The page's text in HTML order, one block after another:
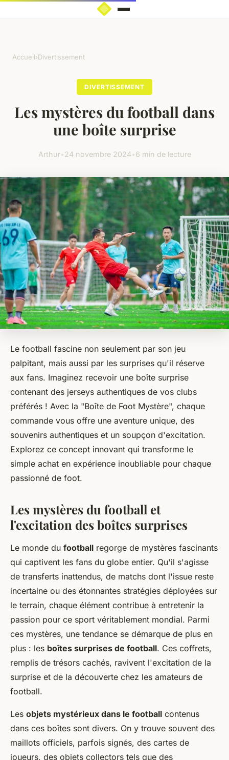
Accueil›Divertissement
DIVERTISSEMENT
Les mystères du football dans
une boîte surprise
Arthur•24 novembre 2024•6 min de lecture
Le football fascine non seulement par son jeu
palpitant, mais aussi par les surprises qu'il réserve
aux fans. Imaginez recevoir une boîte surprise
contenant des jerseys authentiques de vos clubs
préférés ! Avec la "Boîte de Foot Mystère", chaque
commande vous offre une aventure unique, des
souvenirs authentiques et un soupçon d'excitation.
Explorez ce concept innovant qui transforme le
simple achat en expérience inoubliable pour chaque
passionné de foot.
Les mystères du football et
l'excitation des boîtes surprises
Le monde du football regorge de mystères fascinants
qui captivent les fans du globe entier. Qu'il s'agisse
de transferts inattendus, de matchs dont l'issue reste
incertaine ou des étonnantes stratégies déployées sur
le terrain, chaque élément contribue à entretenir la
passion pour ce sport véritablement mondial. Parmi
ces mystères, une tendance se démarque de plus en
plus : les boîtes surprises de football. Ces coffrets,
remplis de trésors cachés, ravivent l'excitation de la
surprise et de la découverte chez les amateurs de
football.
Les objets mystérieux dans le football contenus
dans ces boîtes sont divers. On y trouve souvent des
maillots officiels, parfois signés, des cartes de
joueurs, des objets collectors tels que des